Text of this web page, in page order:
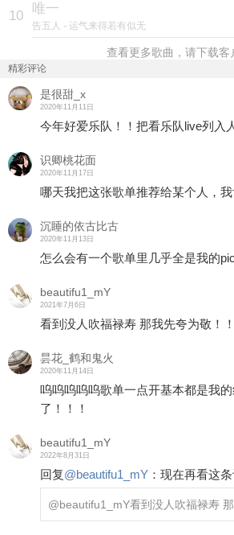
10 唯一
告五人 - 运气来得若有似无
查看更多歌曲，请下载客
精彩评论
是很甜_x
2020年11月11日
今年好爱乐队！！把看乐队live列入
识卿桃花面
2020年11月17日
哪天我把这张歌单推荐给某个人，我
沉睡的依古比古
2020年11月13日
怎么会有一个歌单里几乎全是我的
beautifu1_mY
2021年7月6日
看到没人吹福禄寿 那我先夸为敬！！
昙花_鹤和鬼火
2020年11月14日
呜呜呜呜呜歌单一点开基本都是我
了！！！
beautifu1_mY
2022年8月31日
回复@beautifu1_mY ： 现在再看这
@beautifu1_mY看到没人吹福禄寿